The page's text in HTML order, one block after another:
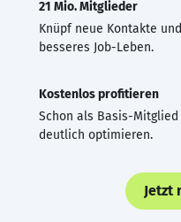
21 Mio. Mitglieder
Knüpf neue Kontakte
besseres Job-Leben.
Kostenlos profitieren
Schon als Basis-Mitglied
deutlich optimieren.
Jetzt